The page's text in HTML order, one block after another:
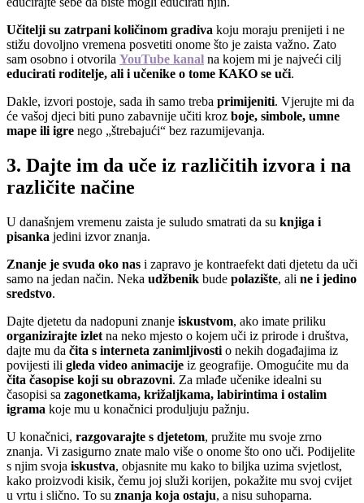
Učitelji su zatrpani količinom gradiva koju moraju prenijeti i ne
stižu dovoljno vremena posvetiti onome što je zaista važno. Zato
sam osobno i otvorila YouTube kanal na kojem mi je najveći cilj
educirati roditelje, ali i učenike o tome KAKO se uči.
Dakle, izvori postoje, sada ih samo treba primijeniti. Vjerujte mi da
će vašoj djeci biti puno zabavnije učiti kroz boje, simbole, umne
mape ili igre nego „štrebajući“ bez razumijevanja.
3. Dajte im da uče iz različitih izvora i na
različite načine
U današnjem vremenu zaista je suludo smatrati da su knjiga i
pisanka jedini izvor znanja.
Znanje je svuda oko nas i zapravo je kontraefekt dati djetetu da uči
samo na jedan način. Neka udžbenik bude polazište, ali ne i jedino
sredstvo.
Dajte djetetu da nadopuni znanje iskustvom, ako imate priliku
organizirajte izlet na neko mjesto o kojem uči iz prirode i društva,
dajte mu da čita s interneta zanimljivosti o nekih događajima iz
povijesti ili gleda video animacije iz geografije. Omogućite mu da
čita časopise koji su obrazovni. Za mlađe učenike idealni su
časopisi sa zagonetkama, križaljkama, labirintima i ostalim
igrama koje mu u konačnici produljuju pažnju.
U konačnici, razgovarajte s djetetom, pružite mu svoje zrno
znanja. Vi zasigurno znate malo više o onome što ono uči. Podijelite
s njim svoja iskustva, objasnite mu kako to biljka uzima svjetlost,
kako proizvodi kisik, čemu joj služi korijen, pokažite mu svoj cvijet
u vrtu i slično. To su znanja koja ostaju, a nisu suhoparna.